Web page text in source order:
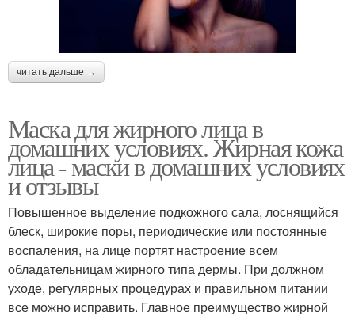
читать дальше →
Маска для жирного лица в
домашних условиях. Жирная кожа
лица - маски в домашних условиях
и отзывы
Повышенное выделение подкожного сала, лоснящийся
блеск, широкие поры, периодические или постоянные
воспаления, на лице портят настроение всем
обладательницам жирного типа дермы. При должном
уходе, регулярных процедурах и правильном питании
все можно исправить. Главное преимущество жирной